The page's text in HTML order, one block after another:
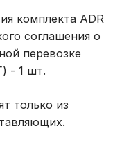
комплекта ADR
соглашения о
перевозке
- 1 шт.
только из